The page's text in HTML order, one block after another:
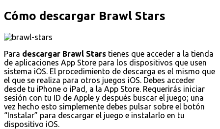
Cómo descargar Brawl Stars
Para descargar Brawl Stars tienes que acceder a la tienda
de aplicaciones App Store para los dispositivos que usen
sistema iOS. El procedimiento de descarga es el mismo que
el que se realiza para otros juegos iOS. Debes acceder
desde tu iPhone o iPad, a la App Store. Requerirás iniciar
sesión con tu ID de Apple y después buscar el juego; una
vez hecho esto simplemente debes pulsar sobre el botón
“Instalar” para descargar el juego e instalarlo en tu
dispositivo iOS.